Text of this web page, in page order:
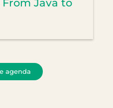
Java to
agenda